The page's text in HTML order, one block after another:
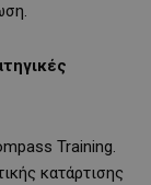
Training.
κατάρτισης